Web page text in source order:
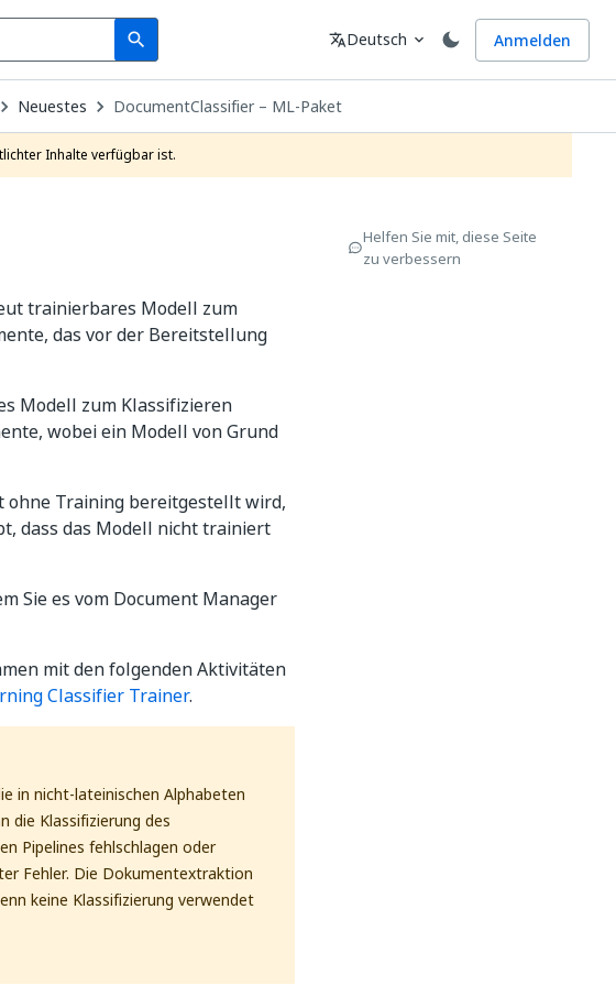
search
Search Sprache
translateDeutsch expand_more Anmelden
Neuestes DocumentClassifier – ML-Paket
Inhalte verfügbar ist.
trainierbares Modell zum
das vor der Bereitstellung
Modell zum Klassifizieren
wobei ein Modell von Grund
ohne Training bereitgestellt wird,
dass das Modell nicht trainiert
Sie es vom Document Manager
mit den folgenden Aktivitäten
Classifier Trainer.
in nicht-lateinischen Alphabeten
die Klassifizierung des
Pipelines fehlschlagen oder
Fehler. Die Dokumentextraktion
keine Klassifizierung verwendet
Helfen Sie mit, diese Seite
zu verbessern